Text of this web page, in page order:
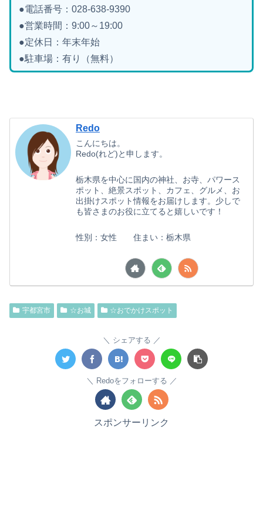
●電話番号：028-638-9390
●営業時間：9:00～19:00
●定休日：年末年始
●駐車場：有り（無料）
Redo
こんにちは。
Redo(れど)と申します。
栃木県を中心に国内の神社、お寺、パワース
ポット、絶景スポット、カフェ、グルメ、お
出掛けスポット情報をお届けします。少しで
も皆さまのお役に立てると嬉しいです！
性別：女性 住まい：栃木県
宇都宮市 ☆お城 ☆おでかけスポット
シェアする
Redoをフォローする
スポンサーリンク